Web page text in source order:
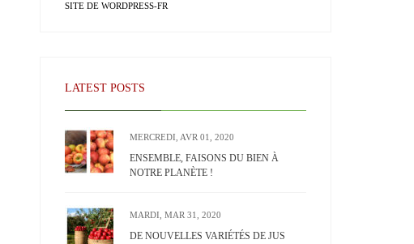
SITE DE WORDPRESS-FR
LATEST POSTS
MERCREDI, AVR 01, 2020
ENSEMBLE, FAISONS DU BIEN À
NOTRE PLANÈTE !
MARDI, MAR 31, 2020
DE NOUVELLES VARIÉTÉS DE JUS